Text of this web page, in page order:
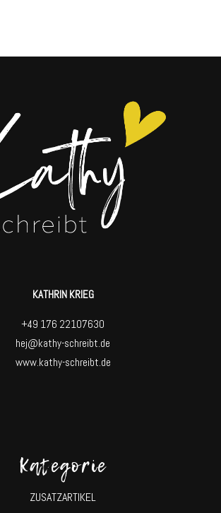
KATHRIN KRIEG
+49 176 22107630
hej@kathy-schreibt.de
www.kathy-schreibt.de
Kategorie
ZUSATZARTIKEL